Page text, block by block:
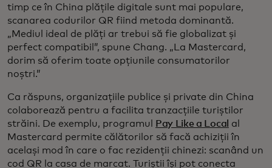
timp ce în China plățile digitale sunt mai populare,
scanarea codurilor QR fiind metoda dominantă.
„Mediul ideal de plăți ar trebui să fie globalizat și
perfect compatibil”, spune Chang. „La Mastercard,
dorim să oferim toate opțiunile consumatorilor
noștri.”
Ca răspuns, organizațiile publice și private din China
colaborează pentru a facilita tranzacțiile turiștilor
străini. De exemplu, programul
Pay Like a Local al
Mastercard permite călătorilor să facă achiziții în
același mod în care o fac rezidenții chinezi: scanând un
cod QR la casa de marcat. Turiștii își pot conecta